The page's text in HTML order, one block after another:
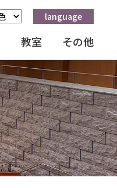
language
教室 その他